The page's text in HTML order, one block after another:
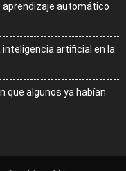
aprendizaje automático
inteligencia artificial en la
que algunos ya habían